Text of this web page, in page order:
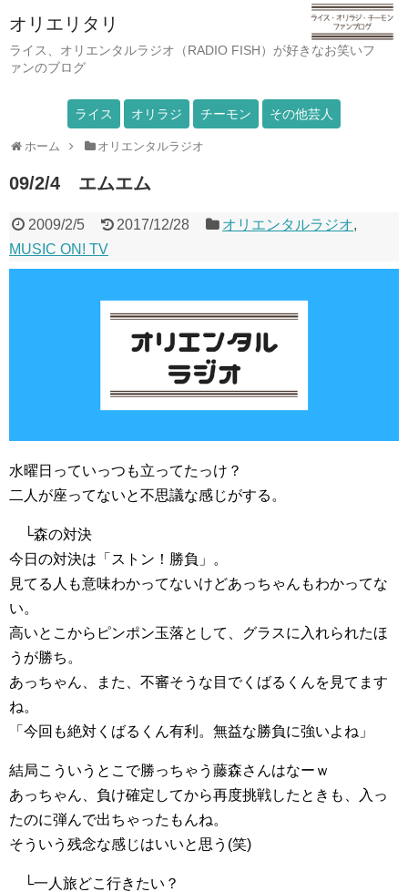
オリエリタリ
ライス、オリエンタルラジオ（RADIO FISH）が好きなお笑いフ
ァンのブログ
ライス オリラジ チーモン その他芸人
ホーム オリエンタルラジオ
09/2/4 エムエム
2009/2/5 2017/12/28 オリエンタルラジオ,
MUSIC ON! TV
水曜日っていっつも立ってたっけ？
二人が座ってないと不思議な感じがする。
└森の対決
今日の対決は「ストン！勝負」。
見てる人も意味わかってないけどあっちゃんもわかってな
い。
高いとこからピンポン玉落として、グラスに入れられたほ
うが勝ち。
あっちゃん、また、不審そうな目でくばるくんを見てます
ね。
「今回も絶対くばるくん有利。無益な勝負に強いよね」
結局こういうとこで勝っちゃう藤森さんはなーｗ
あっちゃん、負け確定してから再度挑戦したときも、入っ
たのに弾んで出ちゃったもんね。
そういう残念な感じはいいと思う(笑)
└一人旅どこ行きたい？